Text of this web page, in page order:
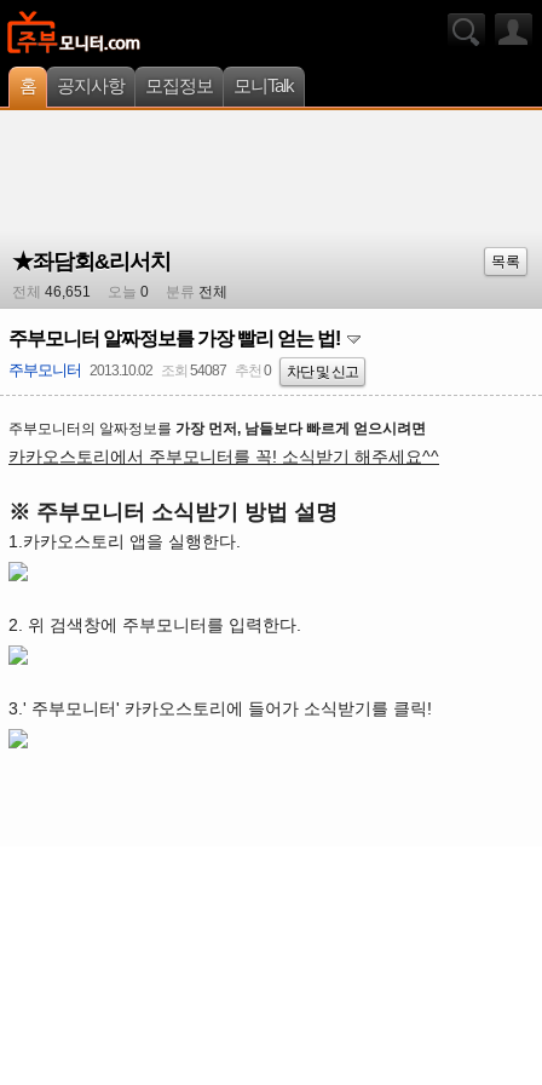
홈 공지사항 모집정보 모니Talk
★좌담회&리서치
목록
전체 46,651 오늘 0 분류 전체
주부모니터 알짜정보를 가장 빨리 얻는 법!
주부모니터 2013.10.02 조회 54087 추천 0 차단 및 신고
주부모니터의 알짜정보를 가장 먼저, 남들보다 빠르게 얻으시려면
카카오스토리에서 주부모니터를 꼭! 소식받기 해주세요^^
※ 주부모니터 소식받기 방법 설명
1.카카오스토리 앱을 실행한다.
2. 위 검색창에 주부모니터를 입력한다.
3.' 주부모니터' 카카오스토리에 들어가 소식받기를 클릭!